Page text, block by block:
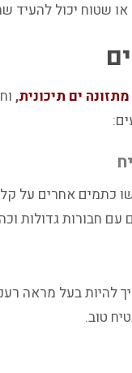
שטוח יכול להעיד
מתזונה ים תיכונית,
כתמים אחרים על
חבורות גדולות
להיות בעל מראה
טוב.